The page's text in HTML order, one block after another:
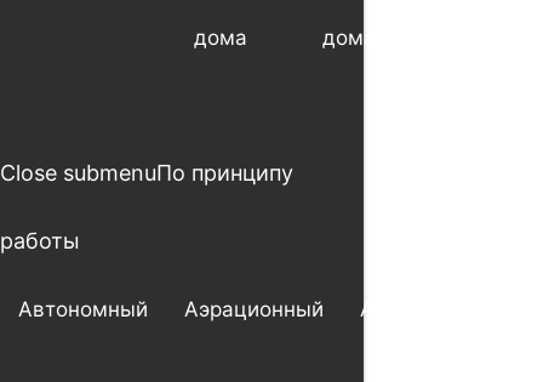
дома дома
Close submenuПо принципу
работы
Автономный Аэрационный Анаэробный